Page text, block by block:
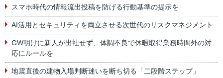
スマホ時代の情報流出投稿を防げる行動基準の提示を
AI活用とセキュリティを両立させる次世代のリスクマネジメント
GW明けに新人が出社せず、体調不良で休暇取得業務時間外の対
応にルールを
地震直後の建物入場判断迷いを断ち切る「二段階ステップ」